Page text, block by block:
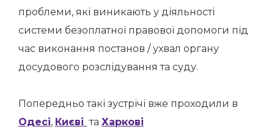
проблеми, які виникають у діяльності
системи безоплатної правової допомоги під
час виконання постанов / ухвал органу
досудового розслідування та суду.
Попередньо такі зустрічі вже проходили в
Одесі, Києві та Харкові